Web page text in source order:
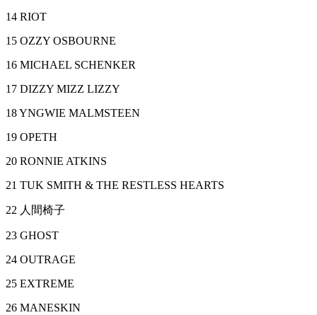
14 RIOT
15 OZZY OSBOURNE
16 MICHAEL SCHENKER
17 DIZZY MIZZ LIZZY
18 YNGWIE MALMSTEEN
19 OPETH
20 RONNIE ATKINS
21 TUK SMITH & THE RESTLESS HEARTS
22 人間椅子
23 GHOST
24 OUTRAGE
25 EXTREME
26 MANESKIN